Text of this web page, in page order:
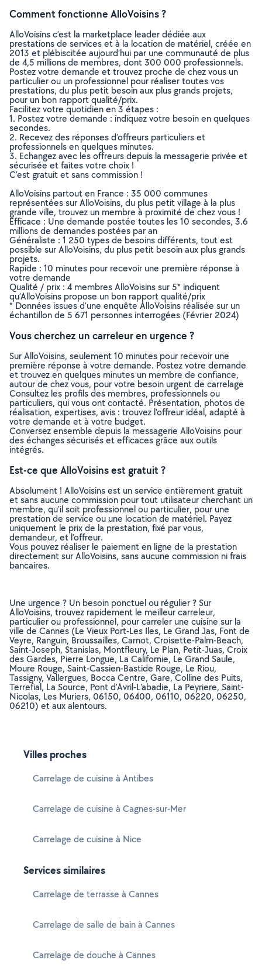
Comment fonctionne AlloVoisins ?
AlloVoisins c’est la marketplace leader dédiée aux
prestations de services et à la location de matériel, créée en
2013 et plébiscitée aujourd’hui par une communauté de plus
de 4,5 millions de membres, dont 300 000 professionnels.
Postez votre demande et trouvez proche de chez vous un
particulier ou un professionnel pour réaliser toutes vos
prestations, du plus petit besoin aux plus grands projets,
pour un bon rapport qualité/prix.
Facilitez votre quotidien en 3 étapes :
1. Postez votre demande : indiquez votre besoin en quelques
secondes.
2. Recevez des réponses d’offreurs particuliers et
professionnels en quelques minutes.
3. Echangez avec les offreurs depuis la messagerie privée et
sécurisée et faites votre choix !
C’est gratuit et sans commission !
AlloVoisins partout en France : 35 000 communes
représentées sur AlloVoisins, du plus petit village à la plus
grande ville, trouvez un membre à proximité de chez vous !
Efficace : Une demande postée toutes les 10 secondes, 3.6
millions de demandes postées par an
Généraliste : 1 250 types de besoins différents, tout est
possible sur AlloVoisins, du plus petit besoin aux plus grands
projets.
Rapide : 10 minutes pour recevoir une première réponse à
votre demande
Qualité / prix : 4 membres AlloVoisins sur 5* indiquent
qu’AlloVoisins propose un bon rapport qualité/prix
* Données issues d’une enquête AlloVoisins réalisée sur un
échantillon de 5 671 personnes interrogées (Février 2024)
Vous cherchez un carreleur en urgence ?
Sur AlloVoisins, seulement 10 minutes pour recevoir une
première réponse à votre demande. Postez votre demande
et trouvez en quelques minutes un membre de confiance,
autour de chez vous, pour votre besoin urgent de carrelage
Consultez les profils des membres, professionnels ou
particuliers, qui vous ont contacté. Présentation, photos de
réalisation, expertises, avis : trouvez l'offreur idéal, adapté à
votre demande et à votre budget.
Conversez ensemble depuis la messagerie AlloVoisins pour
des échanges sécurisés et efficaces grâce aux outils
intégrés.
Est-ce que AlloVoisins est gratuit ?
Absolument ! AlloVoisins est un service entièrement gratuit
et sans aucune commission pour tout utilisateur cherchant un
membre, qu’il soit professionnel ou particulier, pour une
prestation de service ou une location de matériel. Payez
uniquement le prix de la prestation, fixé par vous,
demandeur, et l’offreur.
Vous pouvez réaliser le paiement en ligne de la prestation
directement sur AlloVoisins, sans aucune commission ni frais
bancaires.
Une urgence ? Un besoin ponctuel ou régulier ? Sur
AlloVoisins, trouvez rapidement le meilleur carreleur,
particulier ou professionnel, pour carreler une cuisine sur la
ville de Cannes (Le Vieux Port-Les Iles, Le Grand Jas, Font de
Veyre, Ranguin, Broussailles, Carnot, Croisette-Palm-Beach,
Saint-Joseph, Stanislas, Montfleury, Le Plan, Petit-Juas, Croix
des Gardes, Pierre Longue, La Californie, Le Grand Saule,
Moure Rouge, Saint-Cassien-Bastide Rouge, Le Riou,
Tassigny, Vallergues, Bocca Centre, Gare, Colline des Puits,
Terrefial, La Source, Pont d'Avril-L'abadie, La Peyriere, Saint-
Nicolas, Les Muriers, 06150, 06400, 06110, 06220, 06250,
06210) et aux alentours.
Villes proches
Carrelage de cuisine à Antibes
Carrelage de cuisine à Cagnes-sur-Mer
Carrelage de cuisine à Nice
Services similaires
Carrelage de terrasse à Cannes
Carrelage de salle de bain à Cannes
Carrelage de douche à Cannes